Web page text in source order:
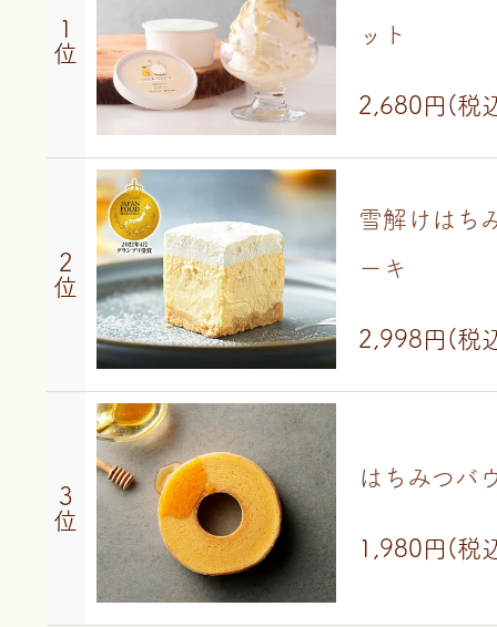
1
位
ット
2,680円 (税
2
位
雪解けはち
ーキ
2,998円 (税
3
位
はちみつバ
1,980円 (税